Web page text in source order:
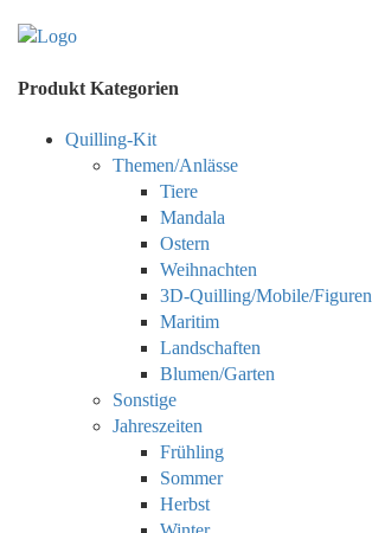
Produkt Kategorien
Quilling-Kit
Themen/Anlässe
Tiere
Mandala
Ostern
Weihnachten
3D-Quilling/Mobile/Figuren
Maritim
Landschaften
Blumen/Garten
Sonstige
Jahreszeiten
Frühling
Sommer
Herbst